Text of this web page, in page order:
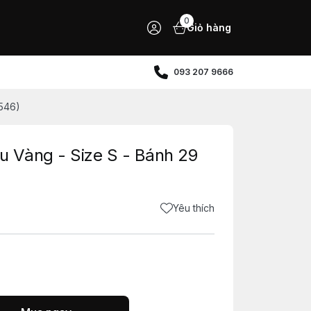
0
Giỏ hàng
093 207 9666
Vàng - Size S - Bánh 29
Yêu thích